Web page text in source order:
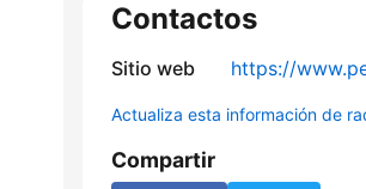
Contactos
Sitio web https://
Actualiza esta información de
Compartir